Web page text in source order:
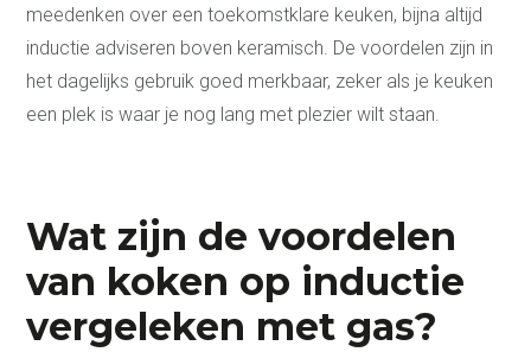
meedenken over een toekomstklare keuken, bijna altijd
inductie adviseren boven keramisch. De voordelen zijn in
het dagelijks gebruik goed merkbaar, zeker als je keuken
een plek is waar je nog lang met plezier wilt staan.
Wat zijn de voordelen
van koken op inductie
vergeleken met gas?